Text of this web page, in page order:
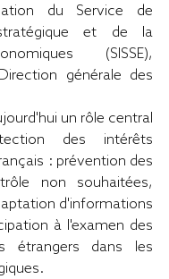
du Service de
et de la
(SISSE),
générale des
un rôle central
des intérêts
: prévention des
non souhaitées,
d'informations
à l'examen des
étrangers dans les